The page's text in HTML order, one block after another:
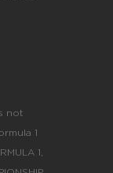
not
1
1,